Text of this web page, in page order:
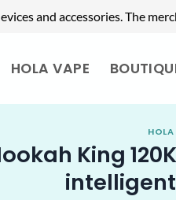
and accessories. The
HOLA VAPE
King
intelligent